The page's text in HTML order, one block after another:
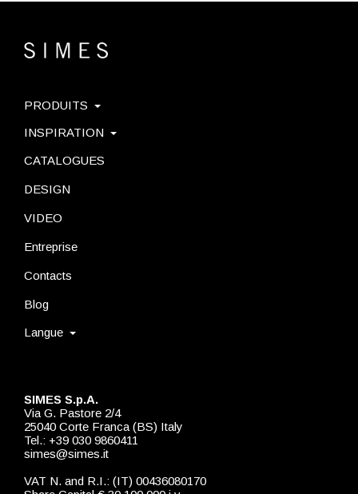
SIMES S.p.A.
Via G. Pastore 2/4
25040 Corte Franca (BS) Italy
Tel.: +39 030 9860411
simes@simes.it
VAT N. and R.I.: (IT) 00436080170
PRODUITS
INSPIRATION
CATALOGUES
DESIGN
VIDEO
Entreprise
Contacts
Blog
Langue